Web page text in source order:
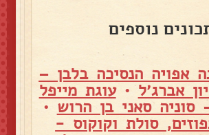
נוספים
אפויה הנסיכה בלבן –
אברג׳ל•עוגת מייפל
סאני בן הרוש •
סולת וקוקוס -